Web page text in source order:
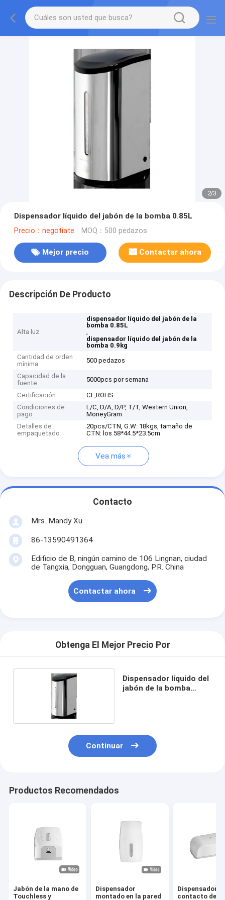
2/3
Dispensador líquido del jabón de la bomba 0.85L
Precio：negotiate MOQ：500 pedazos
Mejor precio Contactar ahora
Descripción De Producto
Alta luz
dispensador líquido del jabón de la
bomba 0.85L
,
dispensador líquido del jabón de la
bomba 0.9kg
Cantidad de orden
mínima
500 pedazos
Capacidad de la
fuente
5000pcs por semana
Certificación
CE,ROHS
Condiciones de
pago
L/C, D/A, D/P, T/T, Western Union,
MoneyGram
Detalles de
empaquetado
20pcs/CTN, G.W: 18kgs, tamaño de
CTN: los 58*44.5*23.5cm
Vea más
Contacto
Mrs. Mandy Xu
86-13590491364
Edificio de B, ningún camino de 106 Lingnan, ciudad
de Tangxia, Dongguan, Guangdong, P.R. China
Contactar ahora
Obtenga El Mejor Precio Por
Dispensador líquido del
jabón de la bomba
Continuar
Productos Recomendados
Jabón de la mano de
Touchless y
Dispensador
montado en la pared
Dispensador
contacto del